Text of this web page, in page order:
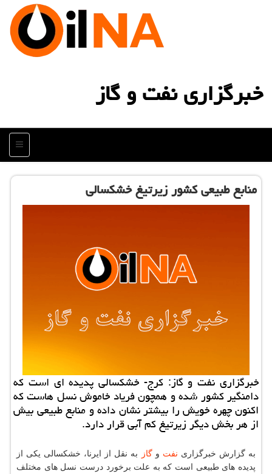
خبرگزاری نفت و گاز
منو
منابع طبیعی كشور زیرتیغ خشكسالی
خبرگزاری نفت و گاز: كرج- خشكسالی پدیده ای است كه
دامنگیر كشور شده و همچون فریاد خاموش نسل هاست كه
اكنون چهره خویش را بیشتر نشان داده و منابع طبیعی بیش
از هر بخش دیگر زیرتیغ كم آبی قرار دارد.
به گزارش خبرگزاری نفت وگاز
به نقل از ایرنا، خشكسالی یكی از
پدیده های طبیعی است كه به علت برخورد درست نسل های مختلف